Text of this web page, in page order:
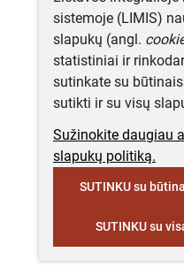
sistemoje (LIMIS)
slapukų (angl.
statistiniai ir
sutinkate su
sutikti ir su visų
Sužinokite daugiau
slapukų politiką.
SUTINKU su
SUTINKU su